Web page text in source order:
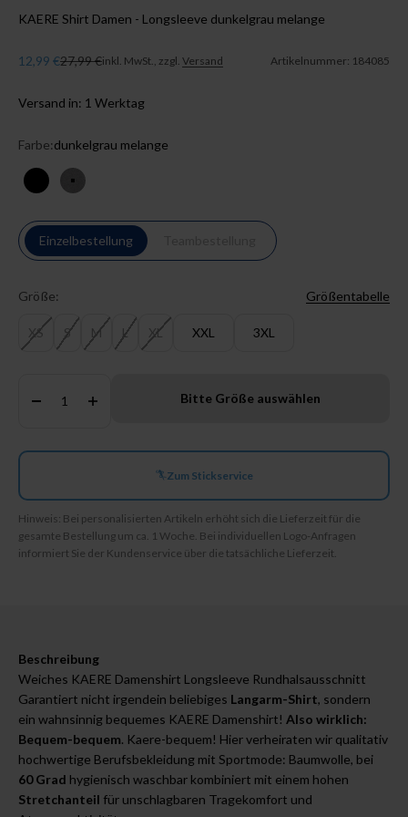
KAERE Shirt Damen - Longsleeve dunkelgrau melange
Angebot
12,99 €Regulärer Preis
27,99 €inkl. MwSt., zzgl. Versand Artikelnummer: 184085
Versand in: 1 Werktag
Farbe:dunkelgrau melange
schwarzdunkelgrau melange
Einzelbestellung
Größe: Größentabelle
XS S M L XL XXL 3XL
Bitte Größe auswählen
Zum Stickservice
Hinweis: Bei personalisierten Artikeln erhöht sich die Lieferzeit für die
gesamte Bestellung um ca. 1 Woche. Bei individuellen Logo-Anfragen
informiert Sie der Kundenservice über die tatsächliche Lieferzeit.
Beschreibung
Weiches KAERE Damenshirt Longsleeve Rundhalsausschnitt
Garantiert nicht irgendein beliebiges Langarm-Shirt, sondern
ein wahnsinnig bequemes KAERE Damenshirt! Also wirklich:
Bequem-bequem. Kaere-bequem! Hier verheiraten wir qualitativ
hochwertige Berufsbekleidung mit Sportmode: Baumwolle, bei
60 Grad hygienisch waschbar kombiniert mit einem hohen
Stretchanteil für unschlagbaren Tragekomfort und